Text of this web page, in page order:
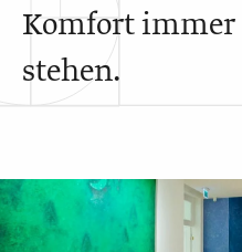
Komfort immer
stehen.